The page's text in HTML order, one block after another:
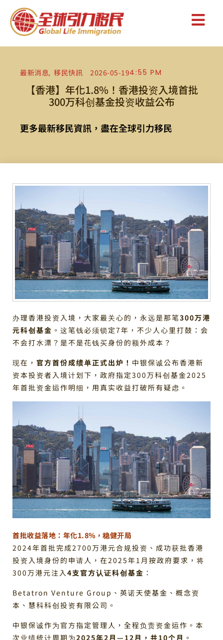
最新消息,移民快訊 2026-05-194:55 PM
【香港】年化1.8%！香港投资入境首批
300万科创基金投资收益公布
更多最新移民資訊，盡在全球引力移民
办理香港投资入境，大家最关心的，永远是那笔300万港
元科创基金 。这笔钱必须锁定7年，不少人心里打鼓：会
不会打水漂？是不是花钱买身份的额外成本？
现在， 官方首份成绩单正式出炉！ 中银保诚公布香港新
资本投资者入境计划下，政府指定300万科创基金2025
年首批资金运作明细，用真实收益打破所有疑虑。
首批收益落地：年化1.8%，稳健开局
2024年首批完成2700万港元合规投资、成功获批香港
投资入境身份的申请人，在2025年1月按政府要求，将
300万港元注入 4支官方认证科创基金 ：
Betatron Venture Group、英诺天使基金、概念资
本、慧科科创投资有限公司。
中银保诚作为官方指定管理人，全程负责资金运作。本
次业绩统计周期为2025年2月—12月，共10个月 。